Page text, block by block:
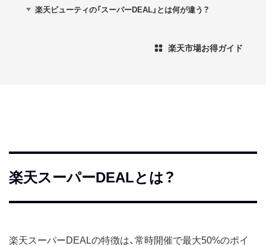
楽天ビューティの「スーパーDEAL」とは何が違う？
楽天市場お得ガイド
楽天スーパーDEALとは？
楽天スーパーDEALの特徴は、常時開催で最大50%のポイ